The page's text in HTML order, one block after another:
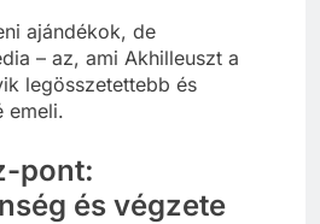
ajándékok, de
– az, ami Akhilleuszt a
legösszetettebb és
emeli.
pont:
és végzete